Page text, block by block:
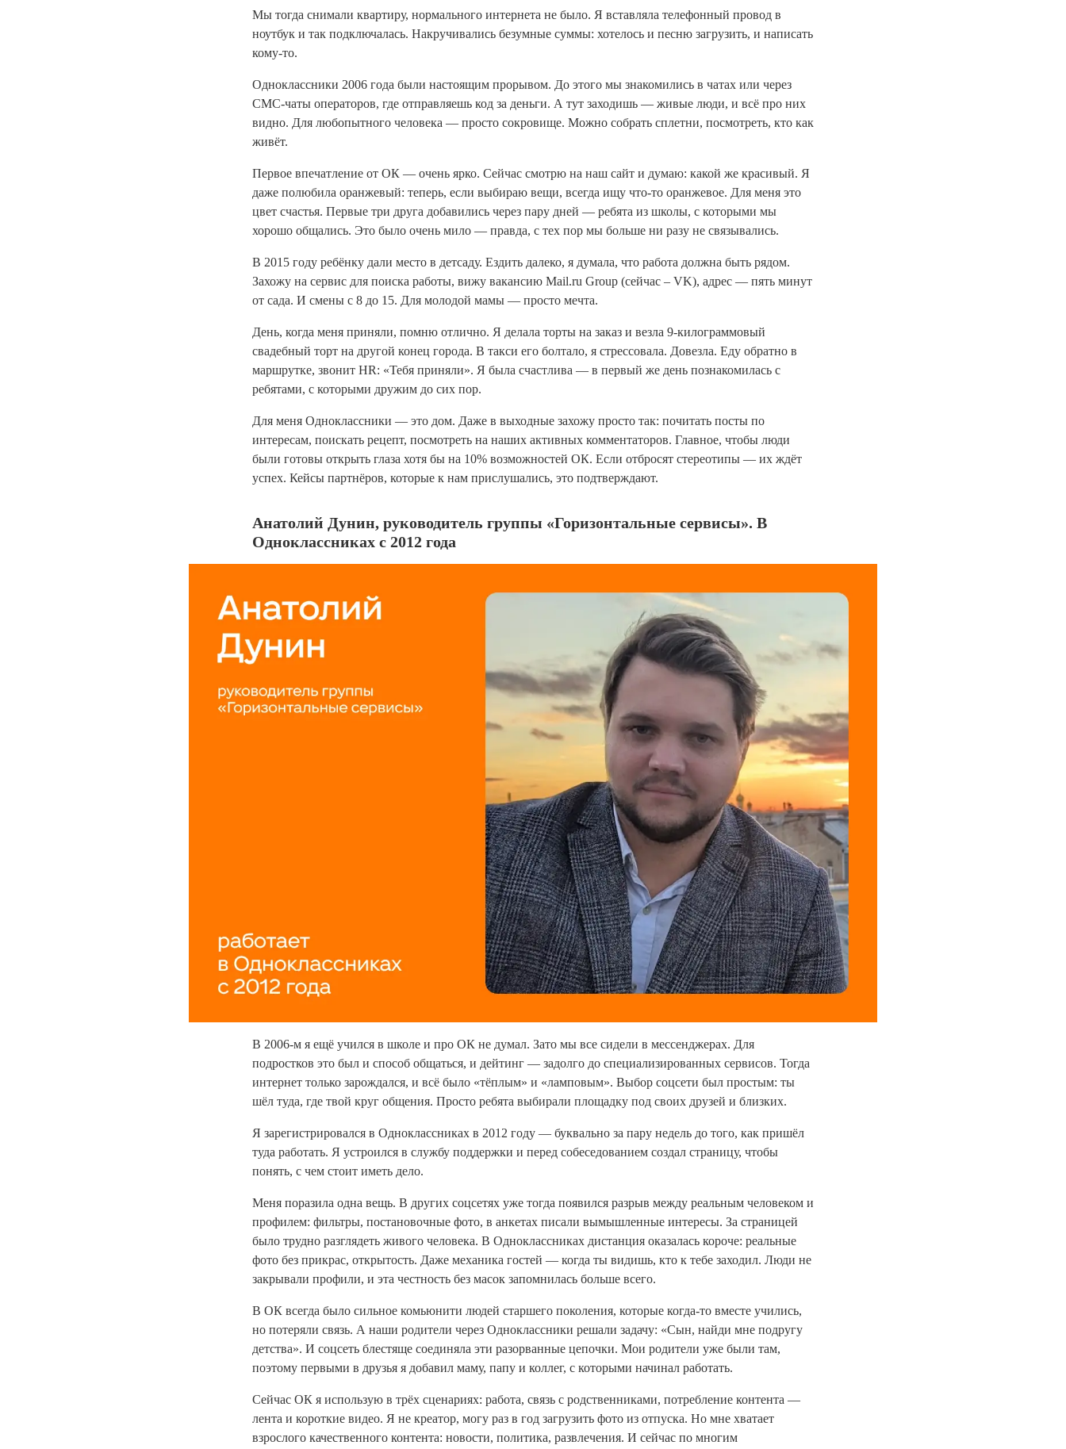
Мы тогда снимали квартиру, нормального интернета не было. Я вставляла телефонный провод в
ноутбук и так подключалась. Накручивались безумные суммы: хотелось и песню загрузить, и написать
кому-то.
Одноклассники 2006 года были настоящим прорывом. До этого мы знакомились в чатах или через
СМС-чаты операторов, где отправляешь код за деньги. А тут заходишь — живые люди, и всё про них
видно. Для любопытного человека — просто сокровище. Можно собрать сплетни, посмотреть, кто как
живёт.
Первое впечатление от ОК — очень ярко. Сейчас смотрю на наш сайт и думаю: какой же красивый. Я
даже полюбила оранжевый: теперь, если выбираю вещи, всегда ищу что-то оранжевое. Для меня это
цвет счастья. Первые три друга добавились через пару дней — ребята из школы, с которыми мы
хорошо общались. Это было очень мило — правда, с тех пор мы больше ни разу не связывались.
В 2015 году ребёнку дали место в детсаду. Ездить далеко, я думала, что работа должна быть рядом.
Захожу на сервис для поиска работы, вижу вакансию Mail.ru Group (cейчас – VK), адрес — пять минут
от сада. И смены с 8 до 15. Для молодой мамы — просто мечта.
День, когда меня приняли, помню отлично. Я делала торты на заказ и везла 9-килограммовый
свадебный торт на другой конец города. В такси его болтало, я стрессовала. Довезла. Еду обратно в
маршрутке, звонит HR: «Тебя приняли». Я была счастлива — в первый же день познакомилась с
ребятами, с которыми дружим до сих пор.
Для меня Одноклассники — это дом. Даже в выходные захожу просто так: почитать посты по
интересам, поискать рецепт, посмотреть на наших активных комментаторов. Главное, чтобы люди
были готовы открыть глаза хотя бы на 10% возможностей ОК. Если отбросят стереотипы — их ждёт
успех. Кейсы партнёров, которые к нам прислушались, это подтверждают.
Анатолий Дунин, руководитель группы «Горизонтальные сервисы». В
Одноклассниках с 2012 года
В 2006-м я ещё учился в школе и про ОК не думал. Зато мы все сидели в мессенджерах. Для
подростков это был и способ общаться, и дейтинг — задолго до специализированных сервисов. Тогда
интернет только зарождался, и всё было «тёплым» и «ламповым». Выбор соцсети был простым: ты
шёл туда, где твой круг общения. Просто ребята выбирали площадку под своих друзей и близких.
Я зарегистрировался в Одноклассниках в 2012 году — буквально за пару недель до того, как пришёл
туда работать. Я устроился в службу поддержки и перед собеседованием создал страницу, чтобы
понять, с чем стоит иметь дело.
Меня поразила одна вещь. В других соцсетях уже тогда появился разрыв между реальным человеком и
профилем: фильтры, постановочные фото, в анкетах писали вымышленные интересы. За страницей
было трудно разглядеть живого человека. В Одноклассниках дистанция оказалась короче: реальные
фото без прикрас, открытость. Даже механика гостей — когда ты видишь, кто к тебе заходил. Люди не
закрывали профили, и эта честность без масок запомнилась больше всего.
В ОК всегда было сильное комьюнити людей старшего поколения, которые когда-то вместе учились,
но потеряли связь. А наши родители через Одноклассники решали задачу: «Сын, найди мне подругу
детства». И соцсеть блестяще соединяла эти разорванные цепочки. Мои родители уже были там,
поэтому первыми в друзья я добавил маму, папу и коллег, с которыми начинал работать.
Сейчас ОК я использую в трёх сценариях: работа, связь с родственниками, потребление контента —
лента и короткие видео. Я не креатор, могу раз в год загрузить фото из отпуска. Но мне хватает
взрослого качественного контента: новости, политика, развлечения. И сейчас по многим